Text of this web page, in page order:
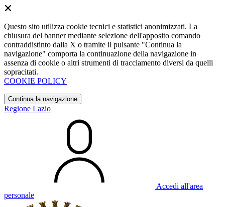
Questo sito utilizza cookie tecnici e statistici anonimizzati. La
chiusura del banner mediante selezione dell'apposito comando
contraddistinto dalla X o tramite il pulsante "Continua la
navigazione" comporta la continuazione della navigazione in
assenza di cookie o altri strumenti di tracciamento diversi da quelli
sopracitati.
COOKIE POLICY
Continua la navigazione
Regione Lazio
Accedi all'area
personale